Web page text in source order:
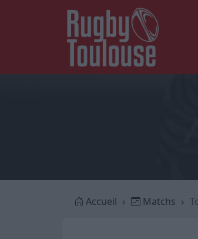
Accueil Matchs